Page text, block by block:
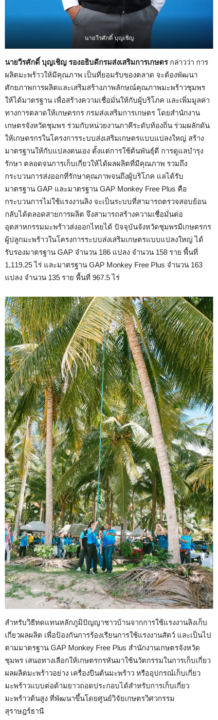
นายวีรศักดิ์ บุญเชิญ
นายวีรศักดิ์ บุญเชิญ รองอธิบดีกรมส่งเสริมการเกษตร กล่าวว่า การ
ผลิตมะพร้าวให้มีคุณภาพ เป็นที่ยอมรับของตลาด จะต้องพัฒนา
ศักยภาพการผลิตและเสริมสร้างภาพลักษณ์คุณภาพมะพร้าวชุมพร
ให้ได้มาตรฐาน เพื่อสร้างความเชื่อมั่นให้กับผู้บริโภค และเพิ่มมูลค่า
ทางการตลาดให้เกษตรกร กรมส่งเสริมการเกษตร โดยสำนักงาน
เกษตรจังหวัดชุมพร ร่วมกับหน่วยงานภาคีระดับท้องถิ่น ร่วมผลักดัน
ให้เกษตรกรในโครงการระบบส่งเสริมเกษตรแบบแปลงใหญ่ สร้าง
มาตรฐานให้กับแปลงตนเอง ตั้งแต่การใช้ต้นพันธุ์ดี การดูแลบำรุง
รักษา ตลอดจนการเก็บเกี่ยวให้ได้ผลผลิตที่มีคุณภาพ รวมถึง
กระบวนการส่งออกที่รักษาคุณภาพจนถึงผู้บริโภค แลได้รับ
มาตรฐาน GAP และมาตรฐาน GAP Monkey Free Plus คือ
กระบวนการไม่ใช้แรงงานลิง จะเป็นระบบที่สามารถตรวจสอบย้อน
กลับได้ตลอดสายการผลิต จึงสามารถสร้างความเชื่อมั่นต่อ
อุตสาหกรรมมะพร้าวส่งออกไทยได้ ปัจจุบันจังหวัดชุมพรมีเกษตรกร
ผู้ปลูกมะพร้าวในโครงการระบบส่งเสริมเกษตรแบบแปลงใหญ่ ได้
รับรองมาตรฐาน GAP จำนวน 186 แปลง จำนวน 158 ราย พื้นที่
1,119.25 ไร่ และมาตรฐาน GAP Monkey Free Plus จำนวน 163
แปลง จำนวน 135 ราย พื้นที่ 967.5 ไร่
สำหรับวิธีทดแทนหลักภูมิปัญญาชาวบ้านจากการใช้แรงงานลิงเก็บ
เกี่ยวผลผลิต เพื่อป้องกันการร้องเรียนการใช้แรงงานสัตว์ และเป็นไป
ตามมาตรฐาน GAP Monkey Free Plus สำนักงานเกษตรจังหวัด
ชุมพร เสนอทางเลือกให้เกษตรกรหันมาใช้นวัตกรรมในการเก็บเกี่ยว
ผลผลิตมะพร้าวอย่าง เครื่องปีนต้นมะพร้าว หรืออุปกรณ์เก็บเกี่ยว
มะพร้าวแบบต่อด้ามยาวถอดประกอบได้สำหรับการเก็บเกี่ยว
มะพร้าวต้นสูง ที่พัฒนาขึ้นโดยศูนย์วิจัยเกษตรวิศวกรรม
สุราษฎร์ธานี